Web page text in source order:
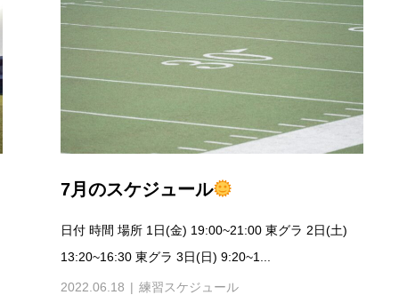
7月のスケジュール
日付 時間 場所 1日(金) 19:00~21:00 東グラ 2日(土)
13:20~16:30 東グラ 3日(日) 9:20~1...
2022.06.18 練習スケジュール